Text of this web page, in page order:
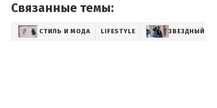
Связанные темы:
СТИЛЬ И МОДА LIFESTYLE ЗВЕЗДНЫЙ